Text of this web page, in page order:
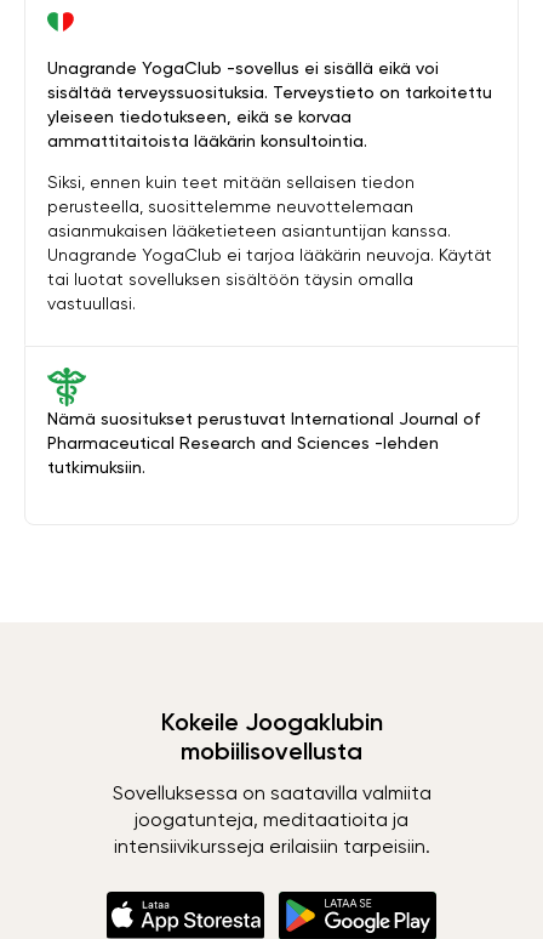
Nämä suositukset perustuvat International Journal of
Pharmaceutical Research and Sciences -lehden
tutkimuksiin.
Unagrande YogaClub -sovellus ei sisällä eikä voi
sisältää terveyssuosituksia. Terveystieto on tarkoitettu
yleiseen tiedotukseen, eikä se korvaa
ammattitaitoista lääkärin konsultointia.
Siksi, ennen kuin teet mitään sellaisen tiedon
perusteella, suosittelemme neuvottelemaan
asianmukaisen lääketieteen asiantuntijan kanssa.
Unagrande YogaClub ei tarjoa lääkärin neuvoja. Käytät
tai luotat sovelluksen sisältöön täysin omalla
vastuullasi.
Kokeile Joogaklubin
mobiilisovellusta
Sovelluksessa on saatavilla valmiita
joogatunteja, meditaatioita ja
intensiivikursseja erilaisiin tarpeisiin.